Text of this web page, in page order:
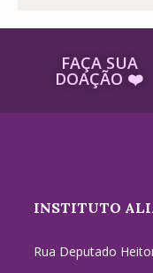
FAÇA SUA
DOAÇÃO ​❤️
INSTITUTO
Rua Deputado